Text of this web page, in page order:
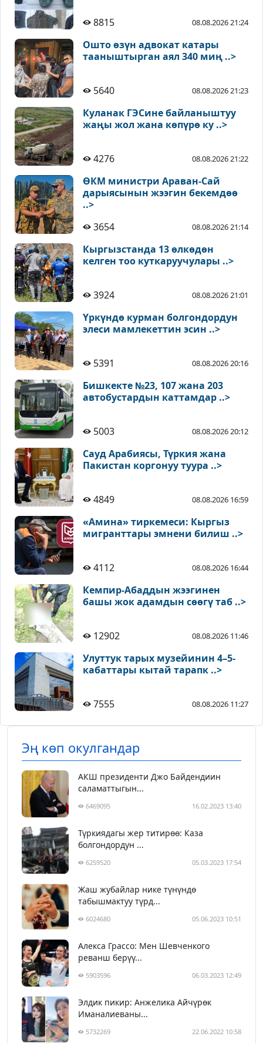
8815 08.08.2026 21:24
Ошто өзүн адвокат катары
тааныштырган аял 340 миң ..>
5640 08.08.2026 21:23
Куланак ГЭСине байланыштуу
жаңы жол жана көпүрө ку ..>
4276 08.08.2026 21:22
ӨКМ министри Араван-Сай
дарыясынын жээгин бекемдөө
..>
3654
08.08.2026 21:14
Кыргызстанда 13 өлкөдөн
келген тоо куткаруучулары ..>
3924 08.08.2026 21:01
Үркүндө курман болгондордун
элеси мамлекеттин эсин ..>
5391 08.08.2026 20:16
Бишкекте №23, 107 жана 203
автобустардын каттамдар ..>
5003 08.08.2026 20:12
Сауд Арабиясы, Түркия жана
Пакистан коргонуу туура ..>
4849 08.08.2026 16:59
«Амина» тиркемеси: Кыргыз
мигранттары эмнени билиш ..>
4112 08.08.2026 16:44
Кемпир-Абаддын жээгинен
башы жок адамдын сөөгү таб ..>
12902 08.08.2026 11:46
Улуттук тарых музейинин 4–5-
кабаттары кытай тарапк ..>
7555 08.08.2026 11:27
Эң көп окулгандар
АКШ президенти Джо Байдендиин
саламаттыгын...
6469095 16.02.2023 13:40
Түркиядагы жер титирөө: Каза
болгондордун ...
6259520 05.03.2023 17:54
Жаш жубайлар нике түнүндө
табышмактуу түрд...
6024680 05.06.2023 10:51
Алекса Грассо: Мен Шевченкого
реванш берүү...
5903596 06.03.2023 12:49
Элдик пикир: Анжелика Айчүрөк
Иманалиеваны...
5732269 22.06.2022 10:58